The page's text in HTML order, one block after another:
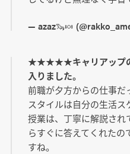
— azaz🦦🍬
★★★★★キャリアップの
入りました。
前職が夕方からの仕事だ
スタイルは自分の生活ス
授業は、丁寧に解説さ
らすぐに答えてくれたの
すね。